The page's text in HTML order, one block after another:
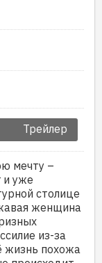
Трейлер
мечту –
и уже
столице
женщина
из-за
жизнь похожа